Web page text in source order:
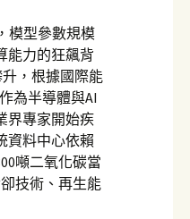
模型參數規模
能力的狂飆背
，根據國際能
為半導體與AI
界專家開始疾
資料中心依賴
噸二氧化碳當
技術、再生能